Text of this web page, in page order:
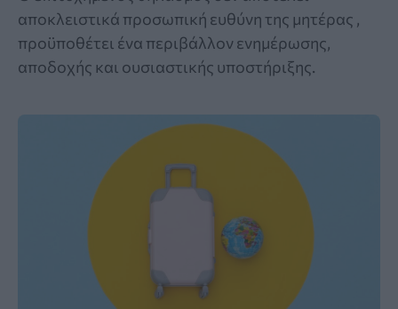
αποκλειστικά προσωπική ευθύνη της μητέρας ,
προϋποθέτει ένα περιβάλλον ενημέρωσης,
αποδοχής και ουσιαστικής υποστήριξης.